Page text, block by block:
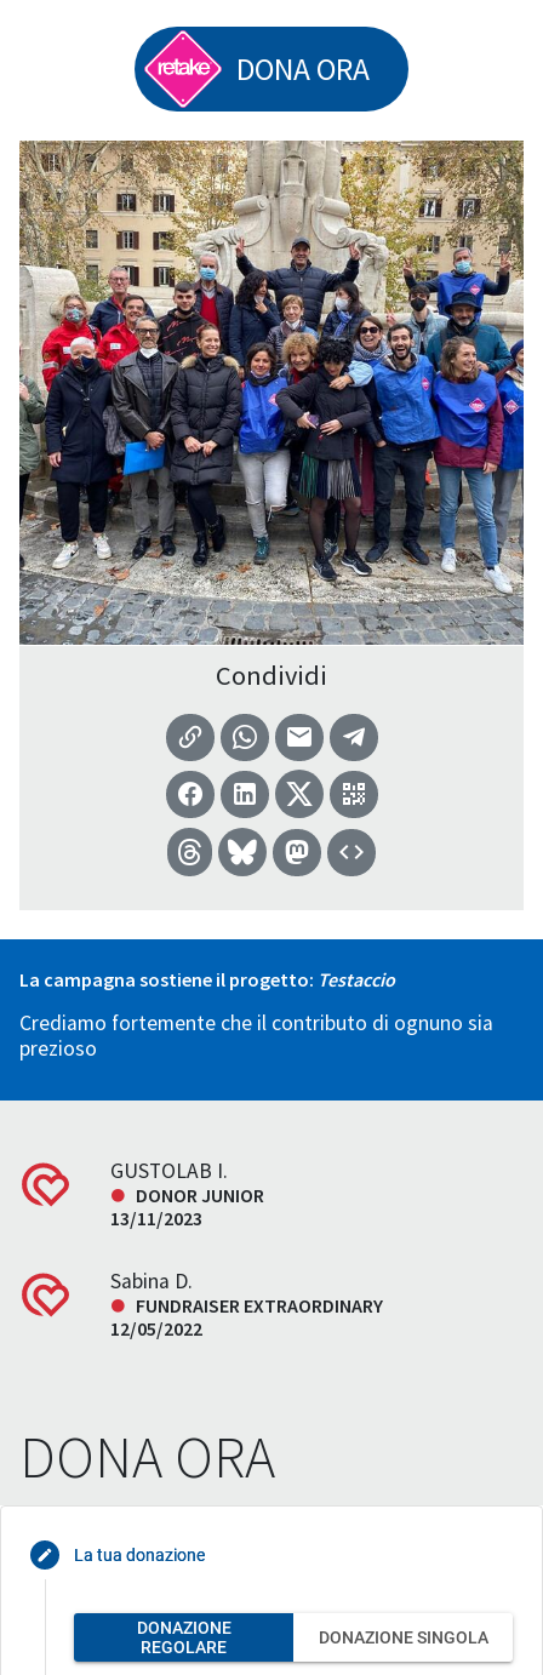
DONA ORA
Condividi
La campagna sostiene il progetto: Testaccio
Crediamo fortemente che il contributo di ognuno sia
prezioso
GUSTOLAB I.
DONOR JUNIOR
13/11/2023
Sabina D.
FUNDRAISER EXTRAORDINARY
12/05/2022
DONA ORA